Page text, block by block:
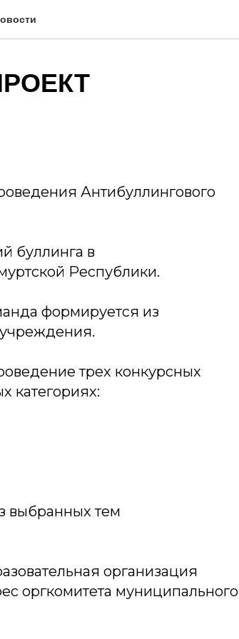
Антибуллингового
буллинга в
Республики.
формируется из
трех конкурсных
категориях:
выбранных тем
организация
оргкомитета муниципального